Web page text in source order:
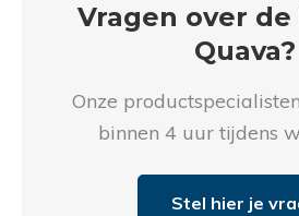
Vragen over
Quava?
Onze
binnen 4 uur tijdens
Stel hier je